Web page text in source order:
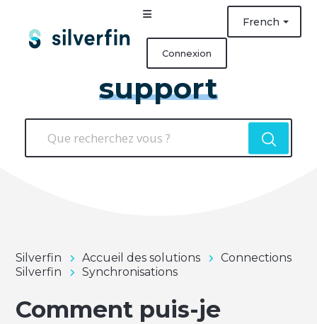
French
Connexion
support
Silverfin Accueil des solutions
Connections
Silverfin
Synchronisations
Comment puis-je